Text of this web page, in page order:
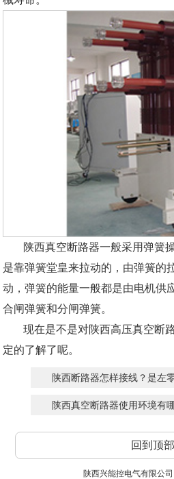
陕西真空断路器一般采用弹簧
是靠弹簧堂皇来拉动的，由弹簧的
动，弹簧的能量一般都是由电机供
合闸弹簧和分闸弹簧。
现在是不是对陕西高压真空断
定的了解了呢。
陕西断路器怎样接线？是左
陕西真空断路器使用环境有
回到顶部
陕西兴能控电气有限公司